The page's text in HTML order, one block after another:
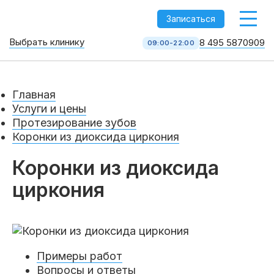
Записаться
8 495 587 09 09
Выбрать клинику 09:00-22:00 8 495 5870909
Главная
Услуги и цены
Протезирование зубов
Коронки из диоксида циркония
Коронки из диоксида
циркония
Примеры работ
Вопросы и ответы